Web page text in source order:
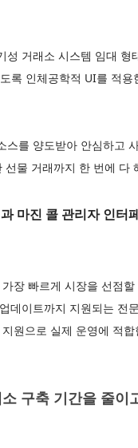
거래소 시스템 임대
록 인체공학적 UI를 적
를 양도받아 안심하고
물 거래까지 한 번에 다
마진 콜 관리자 인터
장 빠르게 시장을 선점
데이트까지 지원되는 전
원으로 실제 운영에 적
구축 기간을 줄이